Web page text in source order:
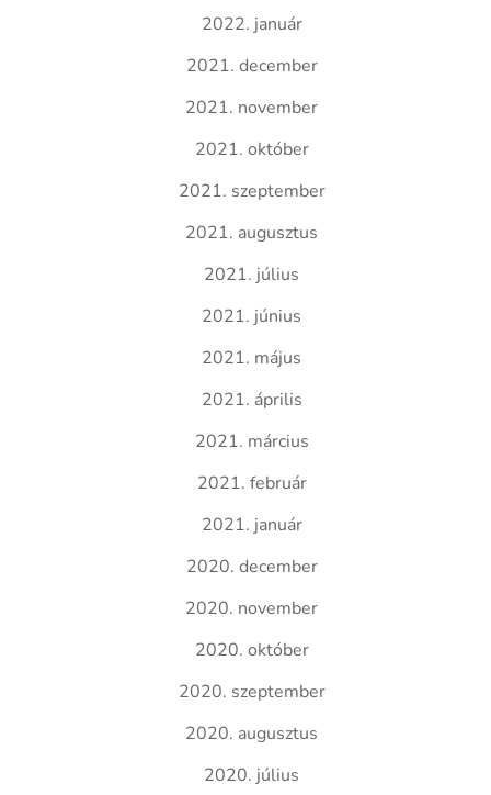
2022. január
2021. december
2021. november
2021. október
2021. szeptember
2021. augusztus
2021. július
2021. június
2021. május
2021. április
2021. március
2021. február
2021. január
2020. december
2020. november
2020. október
2020. szeptember
2020. augusztus
2020. július